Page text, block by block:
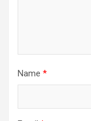
Name *